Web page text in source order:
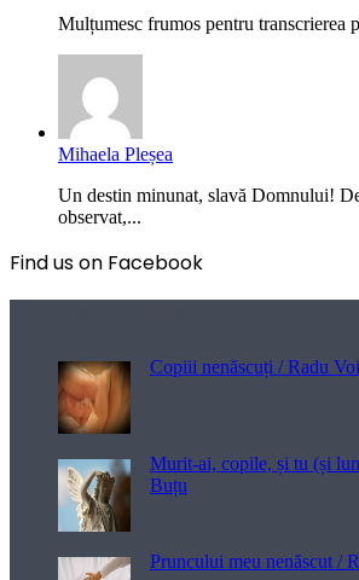
Mulțumesc frumos pentru transcrierea
Mihaela Pleșea
Un destin minunat, slavă Domnului!
observat,...
Find us on Facebook
Copiii nenăscuți / Radu
Murit-ai, copile, și tu (și
Buțu
Pruncului meu nenăscut /